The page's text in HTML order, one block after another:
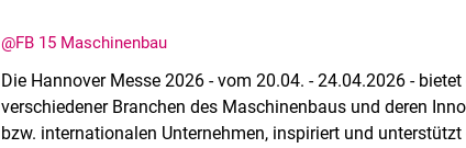
@FB 15 Maschinenbau
Die Hannover Messe 2026 - vom 20.04. - 24.04.2026 -
verschiedener Branchen des Maschinenbaus und deren
bzw. internationalen Unternehmen, inspiriert und